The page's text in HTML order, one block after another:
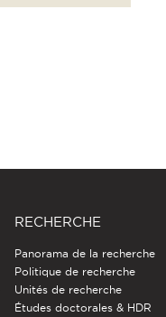
RECHERCHE
Panorama de la recherche
Politique de recherche
Unités de recherche
Études doctorales & HDR